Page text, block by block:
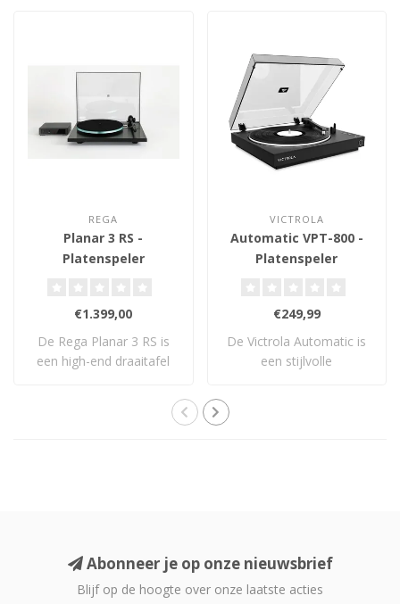
REGA
Planar 3 RS -
Platenspeler
€1.399,00
De Rega Planar 3 RS is
een high-end draaitafel
VICTROLA
Automatic VPT-800 -
Platenspeler
€249,99
De Victrola Automatic is
een stijlvolle
Abonneer je op onze nieuwsbrief
Blijf op de hoogte over onze laatste acties